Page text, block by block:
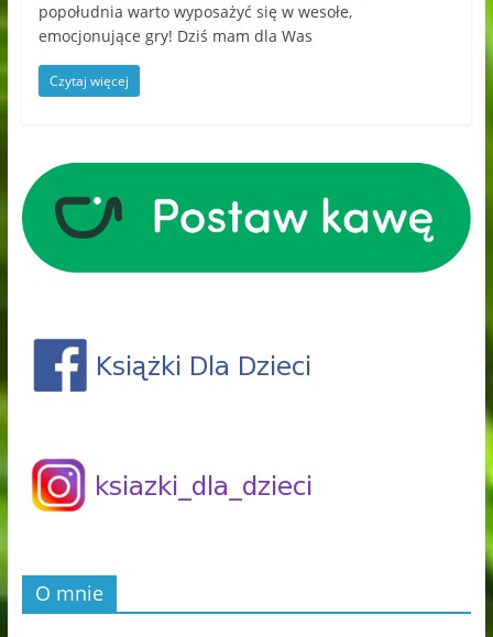
popołudnia warto wyposażyć się w wesołe,
emocjonujące gry! Dziś mam dla Was
Czytaj więcej
O mnie